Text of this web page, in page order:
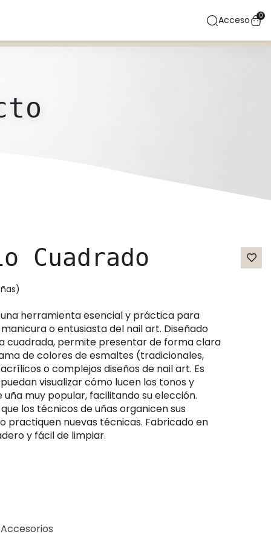
Acceso 0
Cuadrado
o entusiasta del nail art. Diseñado
cuadrada, permite presentar de forma clara
de colores de esmaltes (tradicionales,
o complejos diseños de nail art. Es
visualizar cómo lucen los tonos y
muy popular, facilitando su elección.
los técnicos de uñas organicen sus
practiquen nuevas técnicas. Fabricado en
y fácil de limpiar.